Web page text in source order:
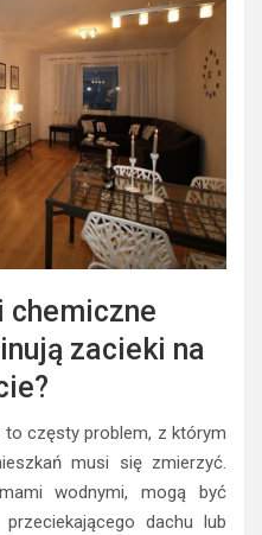
zacieki na
częsty problem, z którym
musi się zmierzyć.
wodnymi, mogą być
dachu lub